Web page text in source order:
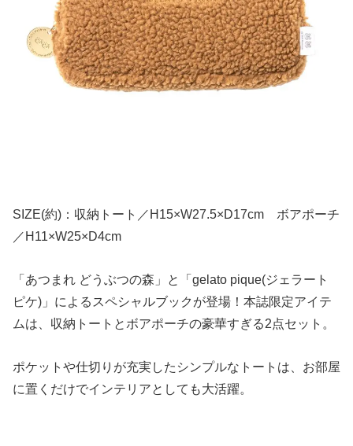
SIZE(約)：収納トート／H15×W27.5×D17cm ボアポーチ
／H11×W25×D4cm
「あつまれ どうぶつの森」と「gelato pique(ジェラート
ピケ)」によるスペシャルブックが登場！本誌限定アイテ
ムは、収納トートとボアポーチの豪華すぎる2点セット。
ポケットや仕切りが充実したシンプルなトートは、お部屋
に置くだけでインテリアとしても大活躍。